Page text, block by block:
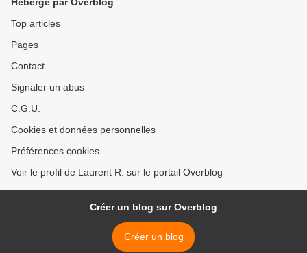
Top articles
Pages
Contact
Signaler un abus
C.G.U.
Cookies et données personnelles
Préférences cookies
Voir le profil de Laurent R. sur le portail Overblog
Créer un blog sur Overblog
Créer un blog